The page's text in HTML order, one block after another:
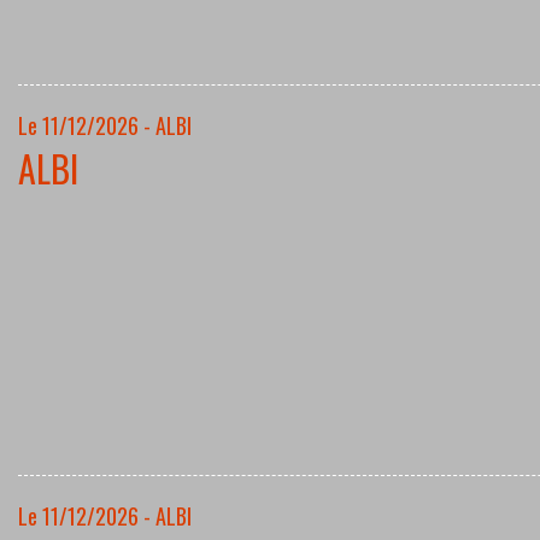
Le 11/12/2026 - ALBI
ALBI
Le 11/12/2026 - ALBI